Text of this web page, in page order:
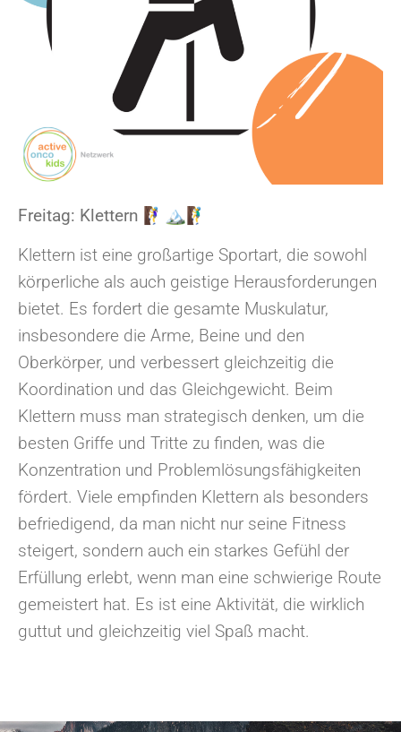
Freitag: Klettern 🧗‍♀️🏔🧗‍♂️
Klettern ist eine großartige Sportart, die sowohl
körperliche als auch geistige Herausforderungen
bietet. Es fordert die gesamte Muskulatur,
insbesondere die Arme, Beine und den
Oberkörper, und verbessert gleichzeitig die
Koordination und das Gleichgewicht. Beim
Klettern muss man strategisch denken, um die
besten Griffe und Tritte zu finden, was die
Konzentration und Problemlösungsfähigkeiten
fördert. Viele empfinden Klettern als besonders
befriedigend, da man nicht nur seine Fitness
steigert, sondern auch ein starkes Gefühl der
Erfüllung erlebt, wenn man eine schwierige Route
gemeistert hat. Es ist eine Aktivität, die wirklich
guttut und gleichzeitig viel Spaß macht.